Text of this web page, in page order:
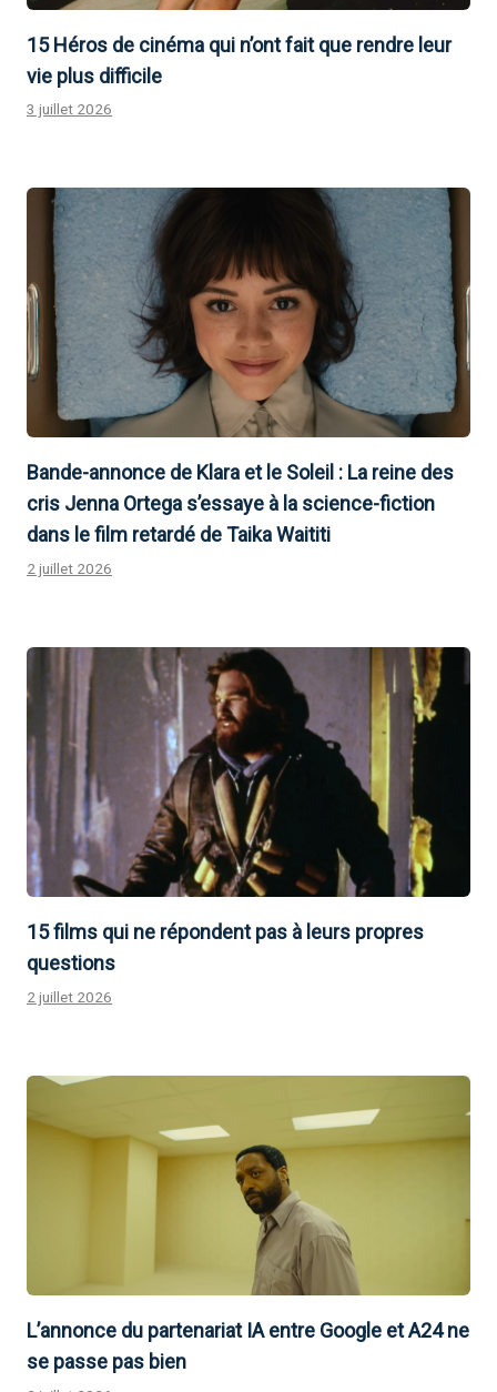
15 Héros de cinéma qui n’ont fait que rendre leur
vie plus difficile
3 juillet 2026
Bande-annonce de Klara et le Soleil : La reine des
cris Jenna Ortega s’essaye à la science-fiction
dans le film retardé de Taika Waititi
2 juillet 2026
15 films qui ne répondent pas à leurs propres
questions
2 juillet 2026
L’annonce du partenariat IA entre Google et A24 ne
se passe pas bien